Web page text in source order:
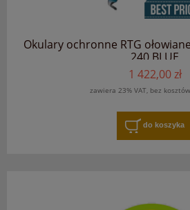
Okulary ochronne RTG
240 BLUE
1 422,00 zł
zawiera 23% VAT, bez
do koszyka